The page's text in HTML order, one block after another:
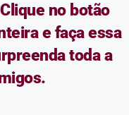
no botão
e faça essa
toda a